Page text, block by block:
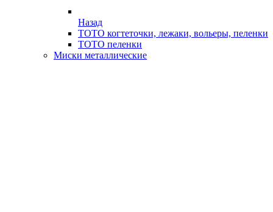
Назад
ТОТО когтеточки, лежаки, вольеры, пеленки
ТОТО пеленки
Миски металлические